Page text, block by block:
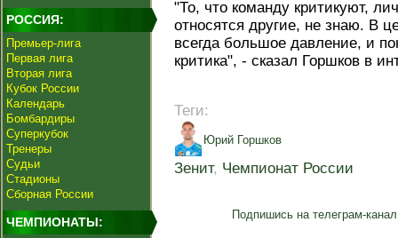
РОССИЯ:
Премьер-лига
Первая лига
Вторая лига
Кубок России
Календарь
Бомбардиры
Суперкубок
Тренеры
Судьи
Стадионы
Сборная России
ЧЕМПИОНАТЫ:
"То, что команду критикуют,
относятся другие, не знаю. В
всегда большое давление, и
критика", - сказал Горшков в
Теги:
Юрий Горшков
Зенит, Чемпионат России
Подпишись на телеграм-